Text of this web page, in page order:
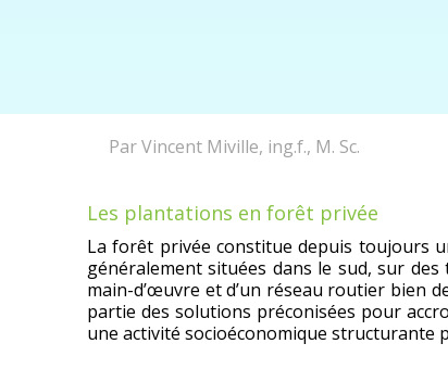
Par Vincent Miville, ing.f., M. Sc.
Les plantations en forêt privée
La forêt privée constitue depuis toujours
généralement situées dans le sud, sur
main-d’œuvre et d’un réseau routier bien
partie des solutions préconisées pour
une activité socioéconomique structurante